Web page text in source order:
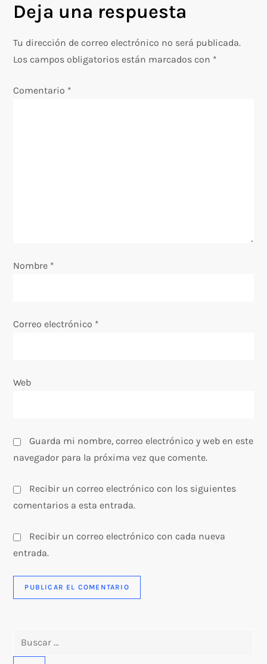
g
a
n
r
d
s
Deja una respuesta
Tu dirección de correo electrónico no será publicada.
Los campos obligatorios están marcados con *
Comentario *
Nombre *
Correo electrónico *
Web
Guarda mi nombre, correo electrónico y web en este
navegador para la próxima vez que comente.
Recibir un correo electrónico con los siguientes
comentarios a esta entrada.
Recibir un correo electrónico con cada nueva
entrada.